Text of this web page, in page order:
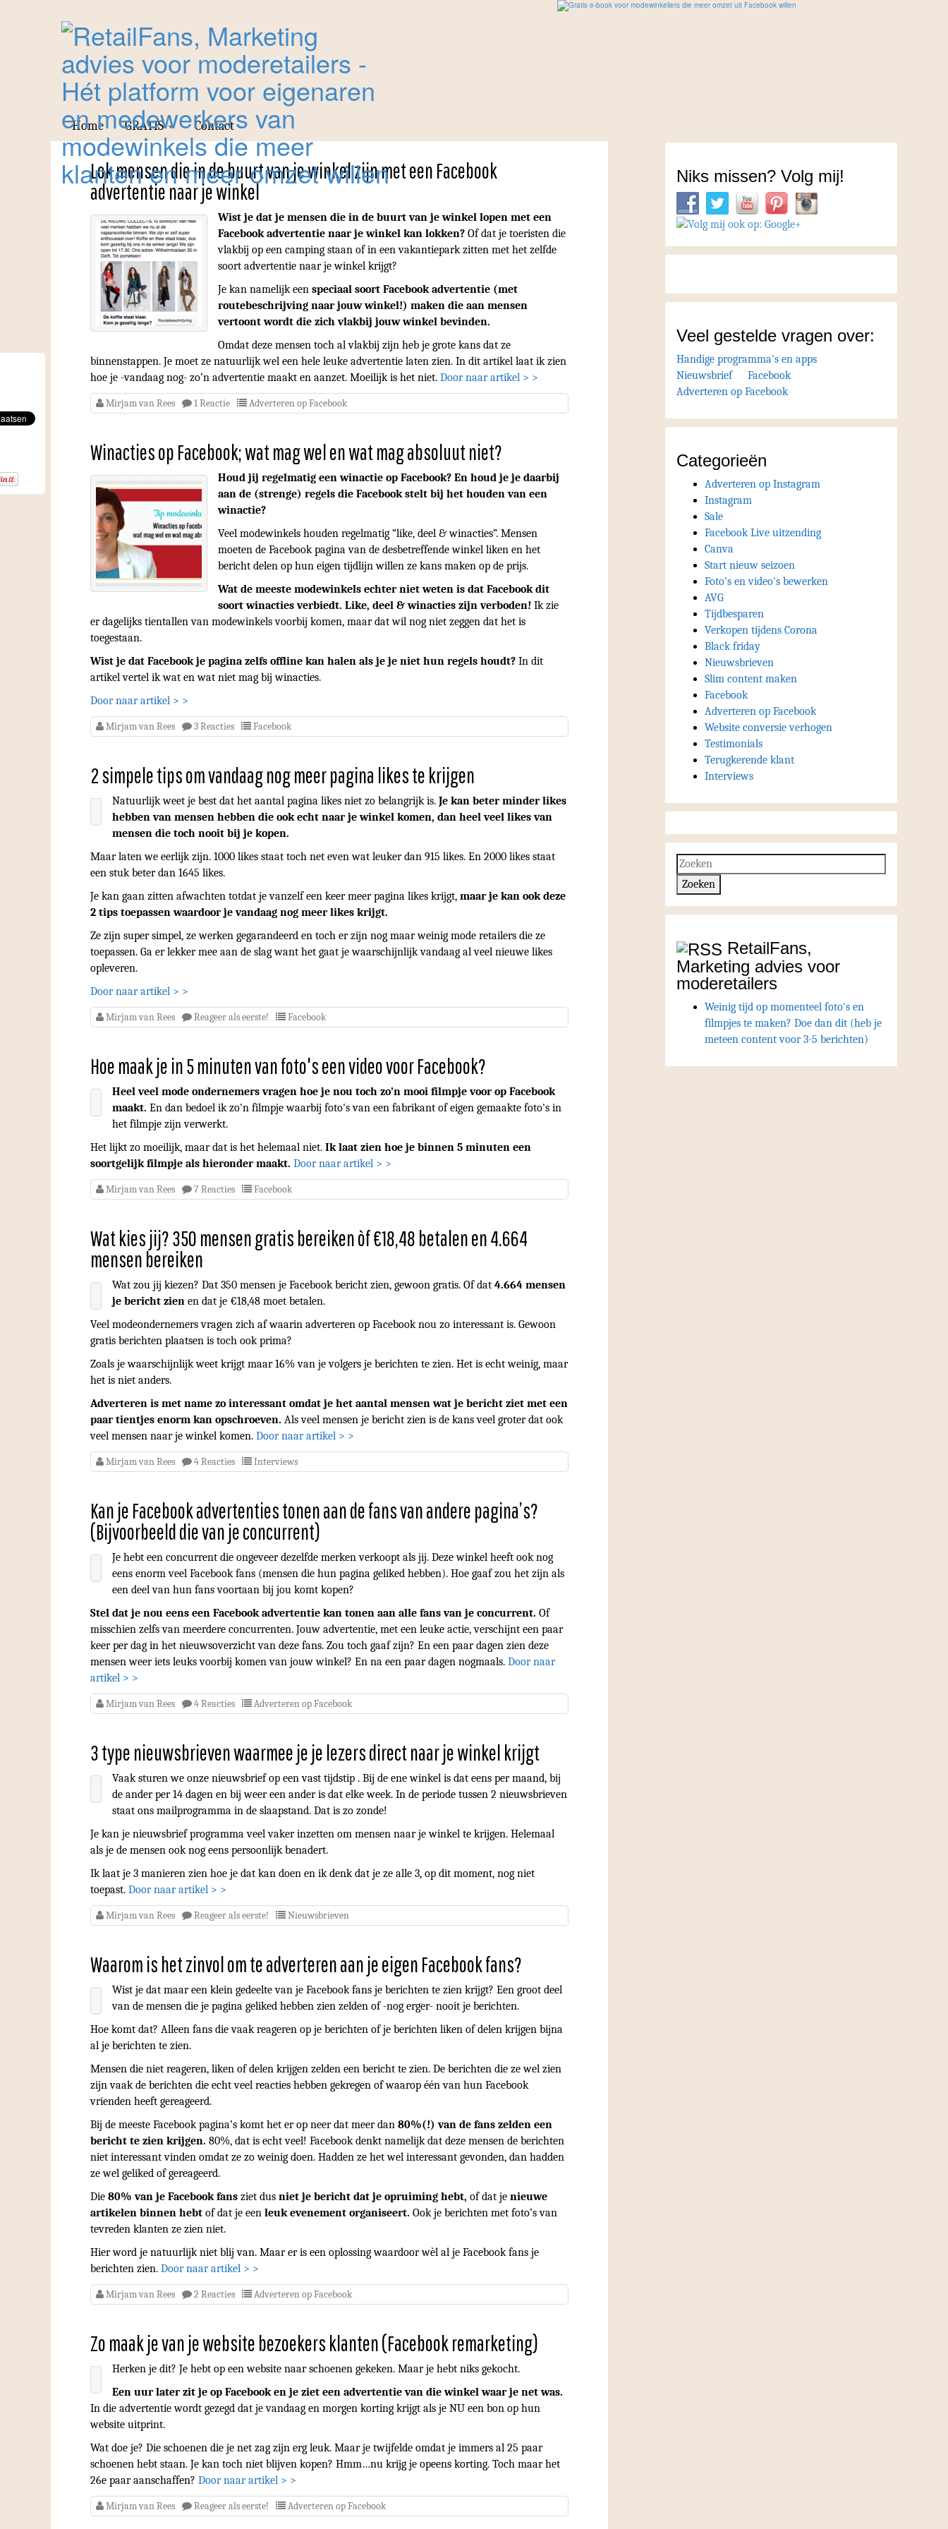
Home GRATIS Contact
Lok mensen die in de buurt van je winkel zijn met een Facebook
advertentie naar je winkel
Wist je dat je mensen die in de buurt van je winkel lopen met een
Facebook advertentie naar je winkel kan lokken? Of dat je toeristen die
vlakbij op een camping staan of in een vakantiepark zitten met het zelfde
soort advertentie naar je winkel krijgt?
Je kan namelijk een speciaal soort Facebook advertentie (met
routebeschrijving naar jouw winkel!) maken die aan mensen
vertoont wordt die zich vlakbij jouw winkel bevinden.
Omdat deze mensen toch al vlakbij zijn heb je grote kans dat ze
binnenstappen. Je moet ze natuurlijk wel een hele leuke advertentie laten zien. In dit artikel laat ik zien
hoe je -vandaag nog- zo’n advertentie maakt en aanzet. Moeilijk is het niet. Door naar artikel > >
Mirjam van Rees 1 Reactie Adverteren op Facebook
Winacties op Facebook; wat mag wel en wat mag absoluut niet?
Houd jij regelmatig een winactie op Facebook? En houd je je daarbij
aan de (strenge) regels die Facebook stelt bij het houden van een
winactie?
Veel modewinkels houden regelmatig “like, deel & winacties”. Mensen
moeten de Facebook pagina van de desbetreffende winkel liken en het
bericht delen op hun eigen tijdlijn willen ze kans maken op de prijs.
Wat de meeste modewinkels echter niet weten is dat Facebook dit
soort winacties verbiedt. Like, deel & winacties zijn verboden! Ik zie
er dagelijks tientallen van modewinkels voorbij komen, maar dat wil nog niet zeggen dat het is
toegestaan.
Wist je dat Facebook je pagina zelfs offline kan halen als je je niet hun regels houdt? In dit
artikel vertel ik wat en wat niet mag bij winacties.
Door naar artikel > >
Mirjam van Rees 3 Reacties Facebook
2 simpele tips om vandaag nog meer pagina likes te krijgen
Natuurlijk weet je best dat het aantal pagina likes niet zo belangrijk is. Je kan beter minder likes
hebben van mensen hebben die ook echt naar je winkel komen, dan heel veel likes van
mensen die toch nooit bij je kopen.
Maar laten we eerlijk zijn. 1000 likes staat toch net even wat leuker dan 915 likes. En 2000 likes staat
een stuk beter dan 1645 likes.
Je kan gaan zitten afwachten totdat je vanzelf een keer meer pagina likes krijgt, maar je kan ook deze
2 tips toepassen waardoor je vandaag nog meer likes krijgt.
Ze zijn super simpel, ze werken gegarandeerd en toch er zijn nog maar weinig mode retailers die ze
toepassen. Ga er lekker mee aan de slag want het gaat je waarschijnlijk vandaag al veel nieuwe likes
opleveren.
Door naar artikel > >
Mirjam van Rees Reageer als eerste! Facebook
Hoe maak je in 5 minuten van foto's een video voor Facebook?
Heel veel mode ondernemers vragen hoe je nou toch zo’n mooi filmpje voor op Facebook
maakt. En dan bedoel ik zo'n filmpje waarbij foto's van een fabrikant of eigen gemaakte foto's in
het filmpje zijn verwerkt.
Het lijkt zo moeilijk, maar dat is het helemaal niet. Ik laat zien hoe je binnen 5 minuten een
soortgelijk filmpje als hieronder maakt. Door naar artikel > >
Mirjam van Rees 7 Reacties Facebook
Wat kies jij? 350 mensen gratis bereiken òf €18,48 betalen en 4.664
mensen bereiken
Wat zou jij kiezen? Dat 350 mensen je Facebook bericht zien, gewoon gratis. Of dat 4.664 mensen
je bericht zien en dat je €18,48 moet betalen.
Veel modeondernemers vragen zich af waarin adverteren op Facebook nou zo interessant is. Gewoon
gratis berichten plaatsen is toch ook prima?
Zoals je waarschijnlijk weet krijgt maar 16% van je volgers je berichten te zien. Het is echt weinig, maar
het is niet anders.
Adverteren is met name zo interessant omdat je het aantal mensen wat je bericht ziet met een
paar tientjes enorm kan opschroeven. Als veel mensen je bericht zien is de kans veel groter dat ook
veel mensen naar je winkel komen. Door naar artikel > >
Mirjam van Rees 4 Reacties Interviews
Kan je Facebook advertenties tonen aan de fans van andere pagina’s?
(Bijvoorbeeld die van je concurrent)
Je hebt een concurrent die ongeveer dezelfde merken verkoopt als jij. Deze winkel heeft ook nog
eens enorm veel Facebook fans (mensen die hun pagina geliked hebben). Hoe gaaf zou het zijn als
een deel van hun fans voortaan bij jou komt kopen?
Stel dat je nou eens een Facebook advertentie kan tonen aan alle fans van je concurrent. Of
misschien zelfs van meerdere concurrenten. Jouw advertentie, met een leuke actie, verschijnt een paar
keer per dag in het nieuwsoverzicht van deze fans. Zou toch gaaf zijn? En een paar dagen zien deze
mensen weer iets leuks voorbij komen van jouw winkel? En na een paar dagen nogmaals. Door naar
artikel > >
Mirjam van Rees 4 Reacties Adverteren op Facebook
3 type nieuwsbrieven waarmee je je lezers direct naar je winkel krijgt
Vaak sturen we onze nieuwsbrief op een vast tijdstip . Bij de ene winkel is dat eens per maand, bij
de ander per 14 dagen en bij weer een ander is dat elke week. In de periode tussen 2 nieuwsbrieven
staat ons mailprogramma in de slaapstand. Dat is zo zonde!
Je kan je nieuwsbrief programma veel vaker inzetten om mensen naar je winkel te krijgen. Helemaal
als je de mensen ook nog eens persoonlijk benadert.
Ik laat je 3 manieren zien hoe je dat kan doen en ik denk dat je ze alle 3, op dit moment, nog niet
toepast. Door naar artikel > >
Mirjam van Rees Reageer als eerste! Nieuwsbrieven
Waarom is het zinvol om te adverteren aan je eigen Facebook fans?
Wist je dat maar een klein gedeelte van je Facebook fans je berichten te zien krijgt? Een groot deel
van de mensen die je pagina geliked hebben zien zelden of -nog erger- nooit je berichten.
Hoe komt dat? Alleen fans die vaak reageren op je berichten of je berichten liken of delen krijgen bijna
al je berichten te zien.
Mensen die niet reageren, liken of delen krijgen zelden een bericht te zien. De berichten die ze wel zien
zijn vaak de berichten die echt veel reacties hebben gekregen of waarop één van hun Facebook
vrienden heeft gereageerd.
Bij de meeste Facebook pagina’s komt het er op neer dat meer dan 80%(!) van de fans zelden een
bericht te zien krijgen. 80%, dat is echt veel! Facebook denkt namelijk dat deze mensen de berichten
niet interessant vinden omdat ze zo weinig doen. Hadden ze het wel interessant gevonden, dan hadden
ze wel geliked of gereageerd.
Die 80% van je Facebook fans ziet dus niet je bericht dat je opruiming hebt, of dat je nieuwe
artikelen binnen hebt of dat je een leuk evenement organiseert. Ook je berichten met foto’s van
tevreden klanten ze zien niet.
Hier word je natuurlijk niet blij van. Maar er is een oplossing waardoor wèl al je Facebook fans je
berichten zien. Door naar artikel > >
Mirjam van Rees 2 Reacties Adverteren op Facebook
Zo maak je van je website bezoekers klanten (Facebook remarketing)
Herken je dit? Je hebt op een website naar schoenen gekeken. Maar je hebt niks gekocht.
Een uur later zit je op Facebook en je ziet een advertentie van die winkel waar je net was.
In die advertentie wordt gezegd dat je vandaag en morgen korting krijgt als je NU een bon op hun
website uitprint.
Wat doe je? Die schoenen die je net zag zijn erg leuk. Maar je twijfelde omdat je immers al 25 paar
schoenen hebt staan. Je kan toch niet blijven kopen? Hmm…nu krijg je opeens korting. Toch maar het
26e paar aanschaffen? Door naar artikel > >
Mirjam van Rees Reageer als eerste! Adverteren op Facebook
Niks missen? Volg mij!
Veel gestelde vragen over:
Handige programma's en apps
Nieuwsbrief
Facebook
Adverteren op Facebook
Categorieën
Adverteren op Instagram
Instagram
Sale
Facebook Live uitzending
Canva
Start nieuw seizoen
Foto's en video's bewerken
AVG
Tijdbesparen
Verkopen tijdens Corona
Black friday
Nieuwsbrieven
Slim content maken
Facebook
Adverteren op Facebook
Website conversie verhogen
Testimonials
Terugkerende klant
Interviews
RetailFans,
Marketing advies voor
moderetailers
Weinig tijd op momenteel foto's en
filmpjes te maken? Doe dan dit (heb je
meteen content voor 3-5 berichten)